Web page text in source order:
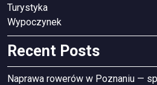
Turystyka
Wypoczynek
Recent Posts
Naprawa rowerów w Poznaniu —